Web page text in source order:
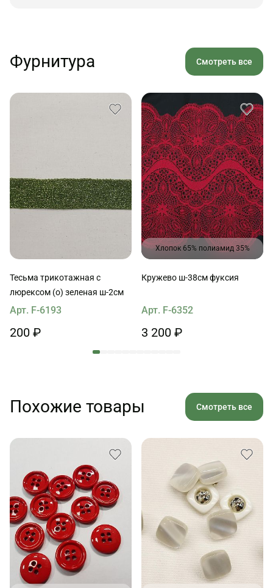
Фурнитура Смотреть все
Тесьма трикотажная с
люрексом (о) зеленая ш-2см
Арт. F-6193
200 ₽
Хлопок 65% полиамид 35%
Кружево ш-38см фуксия
Арт. F-6352
3 200 ₽
Похожие товары Смотреть все